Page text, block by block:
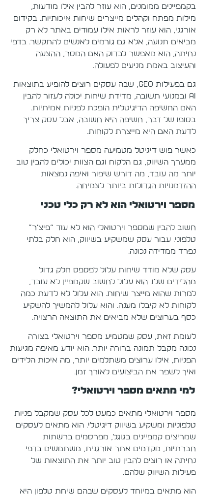
בקמפיינים ממומנים, הוא עוזר להבין אילו מודעות,
מילות מפתח וקהלים מייצרים שיחות איכותיות. בקידום
אורגני, הוא עוזר לראות אילו עמודים באתר לא רק
מביאים תנועה, אלא גם גורמים לאנשים להתקשר. בדפי
נחיתה, הוא מאפשר לבדוק האם המסר, ההצעה
והעיצוב באמת מניעים לפעולה.
גם בפעילות GEO, שבה עסקים רוצים להופיע בתוצאות
AI ובמנועי תשובה, מדידת שיחות יכולה לעזור להבין
האם החשיפה הדיגיטלית הופכת לפניות אמיתיות.
בסופו של דבר, חשיפה היא חשובה, אבל עסק צריך
לדעת האם היא מייצרת לקוחות.
כאשר פוש דיגיטל מטמיעה מספר וירטואלי כחלק
ממערך השיווק, גם הלקוח וגם הצוות יכולים להבין טוב
יותר מה עובד, מה דורש שיפור ואיפה נמצאות
ההזדמנויות הגדולות ביותר לצמיחה.
מספר וירטואלי הוא לא רק כלי טכני
חשוב להבין שמספר וירטואלי הוא לא עוד “פיצ׳ר”
טלפוני. עבור עסק שמשקיע בשיווק, הוא חלק בלתי
נפרד ממדידה נכונה.
עסק שלא מודד שיחות עלול לפספס חלק גדול
מהלידים שלו. הוא עלול לחשוב שקמפיין לא עובד,
למרות שהוא מייצר שיחות. הוא עלול לא לדעת כמה
לקוחות לא קיבלו מענה. והוא עלול להמשיך להשקיע
כסף בערוצים שלא מביאים את התוצאה הרצויה.
לעומת זאת, עסק שמטמיע מספר וירטואלי בצורה
נכונה מקבל תמונה ברורה יותר. הוא יודע מאיפה מגיעות
הפניות, אילו ערוצים משתלמים יותר, מה איכות הלידים
ואיך לשפר את הביצועים לאורך זמן.
למי מתאים מספר וירטואלי?
מספר וירטואלי מתאים כמעט לכל עסק שמקבל פניות
טלפוניות ומשקיע בשיווק דיגיטלי. הוא מתאים לעסקים
שמריצים קמפיינים בגוגל, מפרסמים ברשתות
חברתיות, מקדמים אתר אורגנית, משתמשים בדפי
נחיתה או רוצים להבין טוב יותר את התוצאות של
פעילות השיווק שלהם.
הוא מתאים במיוחד לעסקים שבהם שיחת טלפון היא